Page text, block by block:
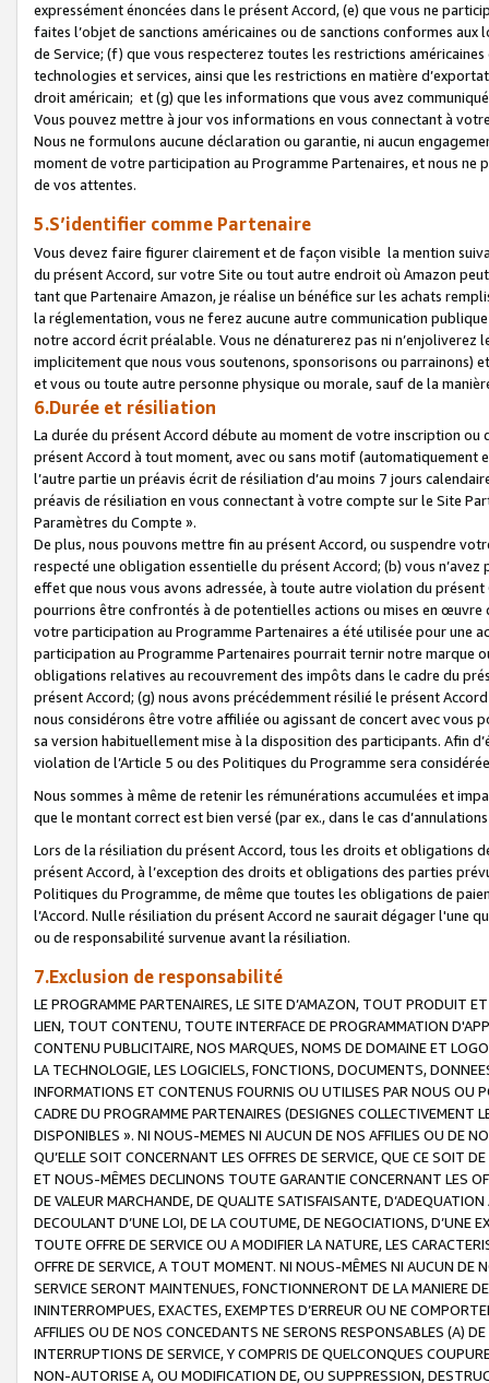
expressément énoncées dans le présent Accord, (e) que vous ne
faites l’objet de sanctions américaines ou de sanctions conformes
de Service; (f) que vous respecterez toutes les restrictions
technologies et services, ainsi que les restrictions en matière
droit américain; et (g) que les informations que vous avez
Vous pouvez mettre à jour vos informations en vous connectant à
Nous ne formulons aucune déclaration ou garantie, ni aucun
moment de votre participation au Programme Partenaires, et nous
de vos attentes.
5.S’identifier comme Partenaire
Vous devez faire figurer clairement et de façon visible la mention
du présent Accord, sur votre Site ou tout autre endroit où Amazon
tant que Partenaire Amazon, je réalise un bénéfice sur les achats
la réglementation, vous ne ferez aucune autre communication
notre accord écrit préalable. Vous ne dénaturerez pas ni
implicitement que nous vous soutenons, sponsorisons ou parrainons)
et vous ou toute autre personne physique ou morale, sauf de la
6.Durée et résiliation
La durée du présent Accord débute au moment de votre inscription
présent Accord à tout moment, avec ou sans motif (automatiquement
l’autre partie un préavis écrit de résiliation d’au moins 7 jours
préavis de résiliation en vous connectant à votre compte sur le Site
Paramètres du Compte ».
De plus, nous pouvons mettre fin au présent Accord, ou suspendre
respecté une obligation essentielle du présent Accord; (b) vous
effet que nous vous avons adressée, à toute autre violation du
pourrions être confrontés à de potentielles actions ou mises en
votre participation au Programme Partenaires a été utilisée pour une
participation au Programme Partenaires pourrait ternir notre marque
obligations relatives au recouvrement des impôts dans le cadre du
présent Accord; (g) nous avons précédemment résilié le présent
nous considérons être votre affiliée ou agissant de concert avec vous
sa version habituellement mise à la disposition des participants. Afin
violation de l’Article 5 ou des Politiques du Programme sera
Nous sommes à même de retenir les rémunérations accumulées et
que le montant correct est bien versé (par ex., dans le cas
Lors de la résiliation du présent Accord, tous les droits et obligations
présent Accord, à l’exception des droits et obligations des parties
Politiques du Programme, de même que toutes les obligations de
l’Accord. Nulle résiliation du présent Accord ne saurait dégager l'une
ou de responsabilité survenue avant la résiliation.
7.Exclusion de responsabilité
LE PROGRAMME PARTENAIRES, LE SITE D’AMAZON, TOUT PRODUIT
LIEN, TOUT CONTENU, TOUTE INTERFACE DE PROGRAMMATION
CONTENU PUBLICITAIRE, NOS MARQUES, NOMS DE DOMAINE ET
LA TECHNOLOGIE, LES LOGICIELS, FONCTIONS, DOCUMENTS,
INFORMATIONS ET CONTENUS FOURNIS OU UTILISES PAR NOUS OU
CADRE DU PROGRAMME PARTENAIRES (DESIGNES COLLECTIVEMENT
DISPONIBLES ». NI NOUS-MEMES NI AUCUN DE NOS AFFILIES OU DE
QU’ELLE SOIT CONCERNANT LES OFFRES DE SERVICE, QUE CE SOIT
ET NOUS-MÊMES DECLINONS TOUTE GARANTIE CONCERNANT LES
DE VALEUR MARCHANDE, DE QUALITE SATISFAISANTE,
DECOULANT D’UNE LOI, DE LA COUTUME, DE NEGOCIATIONS, D’UNE
TOUTE OFFRE DE SERVICE OU A MODIFIER LA NATURE, LES
OFFRE DE SERVICE, A TOUT MOMENT. NI NOUS-MÊMES NI AUCUN DE
SERVICE SERONT MAINTENUES, FONCTIONNERONT DE LA MANIERE
ININTERROMPUES, EXACTES, EXEMPTES D’ERREUR OU NE
AFFILIES OU DE NOS CONCEDANTS NE SERONS RESPONSABLES (A)
INTERRUPTIONS DE SERVICE, Y COMPRIS DE QUELCONQUES
NON-AUTORISE A, OU MODIFICATION DE, OU SUPPRESSION,